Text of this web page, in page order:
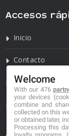
Accesos
Inicio
Contacto
Política de
Política de
Welcome
With our 476
your devices
combine and
collected on this
or obtained later,
Processing this
loyalty programs,